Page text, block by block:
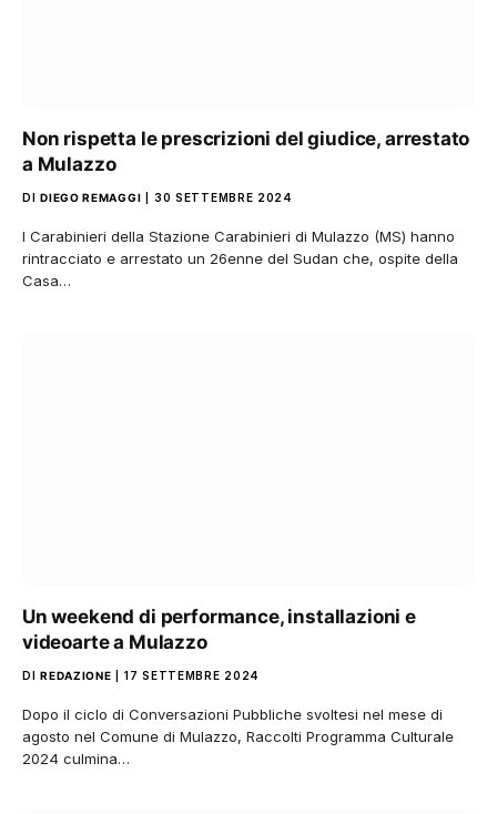
Non rispetta le prescrizioni del giudice, arrestato
a Mulazzo
DI DIEGO REMAGGI 30 SETTEMBRE 2024
I Carabinieri della Stazione Carabinieri di Mulazzo (MS) hanno
rintracciato e arrestato un 26enne del Sudan che, ospite della
Casa…
Un weekend di performance, installazioni e
videoarte a Mulazzo
DI REDAZIONE 17 SETTEMBRE 2024
Dopo il ciclo di Conversazioni Pubbliche svoltesi nel mese di
agosto nel Comune di Mulazzo, Raccolti Programma Culturale
2024 culmina…